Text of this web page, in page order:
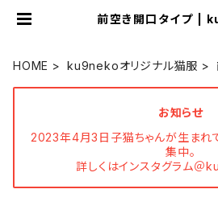
前空き開口タイプ |
HOME ku9nekoオリジナル猫服
お知らせ
2023年4月3日子猫ちゃんが生まれ
集中。
詳しくはインスタグラム＠